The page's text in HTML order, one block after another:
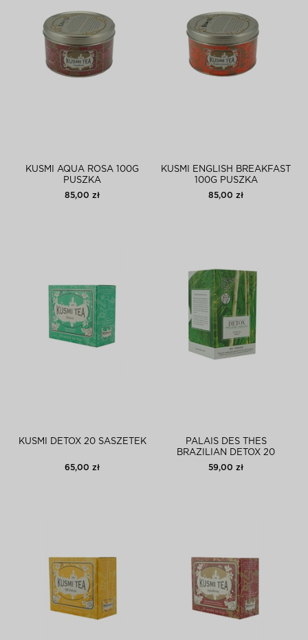
KUSMI AQUA ROSA 100G
PUSZKA
85,00 zł
KUSMI ENGLISH BREAKFAST
100G PUSZKA
85,00 zł
KUSMI DETOX 20 SASZETEK
65,00 zł
PALAIS DES THÉS
BRAZILIAN DETOX 20
SASZETEK
59,00 zł